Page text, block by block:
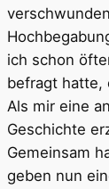
ich schon
befragt hatte,
Als mir eine
Geschichte
Gemeinsam
geben nun